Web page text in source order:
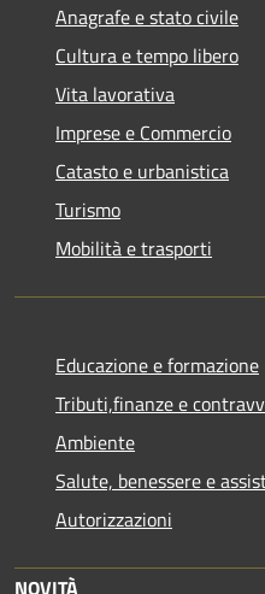
Anagrafe e stato civile
Cultura e tempo libero
Vita lavorativa
Imprese e Commercio
Catasto e urbanistica
Turismo
Mobilità e trasporti
Educazione e formazione
Tributi,finanze e
Ambiente
Salute, benessere e
Autorizzazioni
NOVITÀ